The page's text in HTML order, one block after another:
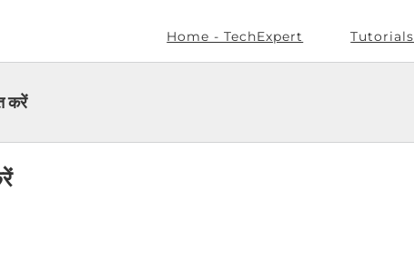
Home - TechExpert Tutorials
करें